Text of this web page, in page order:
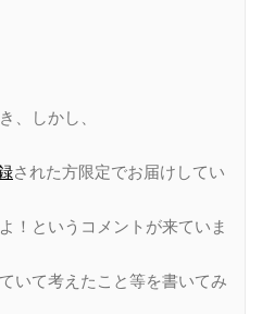
、しかし、
された方限定でお届けしてい
！というコメントが来ていま
いて考えたこと等を書いてみ